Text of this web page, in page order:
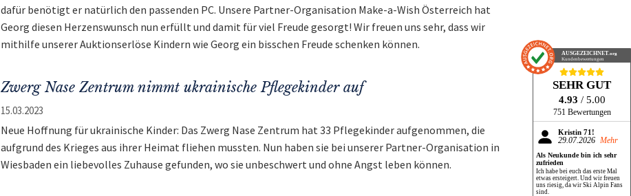
dafür benötigt er natürlich den passenden PC. Unsere Partner-Organisation Make-a-Wish Österreich hat
Georg diesen Herzenswunsch nun erfüllt und damit für viel Freude gesorgt! Wir freuen uns sehr, dass wir
mithilfe unserer Auktionserlöse Kindern wie Georg ein bisschen Freude schenken können.
Zwerg Nase Zentrum nimmt ukrainische Pflegekinder auf
15.03.2023
Neue Hoffnung für ukrainische Kinder: Das Zwerg Nase Zentrum hat 33 Pflegekinder aufgenommen, die
aufgrund des Krieges aus ihrer Heimat fliehen mussten. Nun haben sie bei unserer Partner-Organisation in
Wiesbaden ein liebevolles Zuhause gefunden, wo sie unbeschwert und ohne Angst leben können.
AUSGEZEICHNET.org
Kundenbewertungen
SEHR GUT
4.93 / 5.00
751 Bewertungen
Kristin 71!
29.07.2026 Mehr
Als Neukunde bin ich sehr
zufrieden
Ich habe bei euch das erste Mal
etwas ersteigert. Und wir freuen
uns riesig, da wir Ski Alpin Fans
sind.